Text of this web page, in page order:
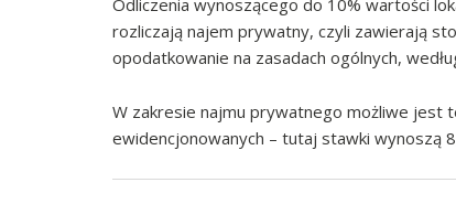
Odliczenia wynoszącego do 10% wartości
rozliczają najem prywatny, czyli zawierają
opodatkowanie na zasadach ogólnych,
W zakresie najmu prywatnego możliwe jest
ewidencjonowanych – tutaj stawki wynoszą